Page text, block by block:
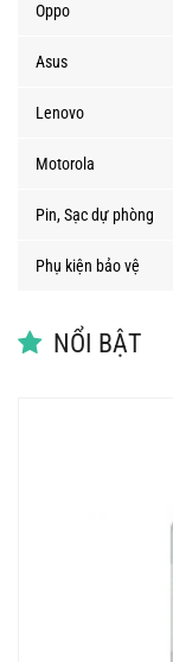
Oppo
Asus
Lenovo
Motorola
Pin, Sạc dự phòng
Phụ kiện bảo vệ
NỔI BẬT